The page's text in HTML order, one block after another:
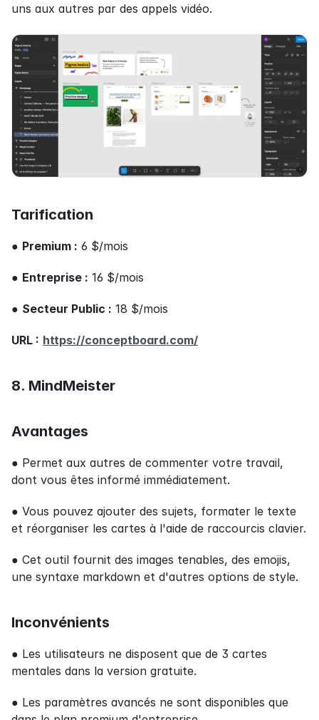
uns aux autres par des appels vidéo.
Tarification
● Premium : 6 $/mois
● Entreprise : 16 $/mois
● Secteur Public : 18 $/mois
URL : https://conceptboard.com/
8. MindMeister
Avantages
● Permet aux autres de commenter votre travail,
dont vous êtes informé immédiatement.
● Vous pouvez ajouter des sujets, formater le texte
et réorganiser les cartes à l'aide de raccourcis clavier.
● Cet outil fournit des images tenables, des emojis,
une syntaxe markdown et d'autres options de style.
Inconvénients
● Les utilisateurs ne disposent que de 3 cartes
mentales dans la version gratuite.
● Les paramètres avancés ne sont disponibles que